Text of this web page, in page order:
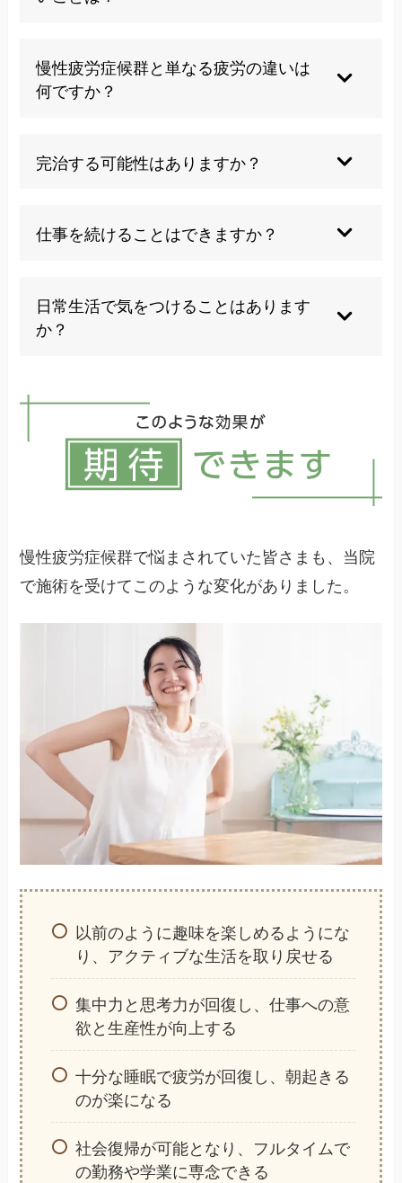
性があります。ストレスの多い環境や睡眠不足も
避けるべきです。
慢性疲労症候群と単なる疲労の違いは
何ですか？
症候群は6ヶ月以上続く強い疲労感で、休息をと
っても改善しません。
完治する可能性はありますか？
トロールと生活の質の向上は十分に期待できま
す。
仕事を続けることはできますか？
ワークなど働き方を調整することで継続可能な場
合があります。
日常生活で気をつけることはあります
か？
良い食事、ストレス管理が重要です。無理をしな
いことが基本です。
慢性疲労症候群で悩まされていた皆さまも、当院
で施術を受けてこのような変化がありました。
以前のように趣味を楽しめるようにな
り、アクティブな生活を取り戻せる
集中力と思考力が回復し、仕事への意
欲と生産性が向上する
十分な睡眠で疲労が回復し、朝起きる
のが楽になる
社会復帰が可能となり、フルタイムで
の勤務や学業に専念できる